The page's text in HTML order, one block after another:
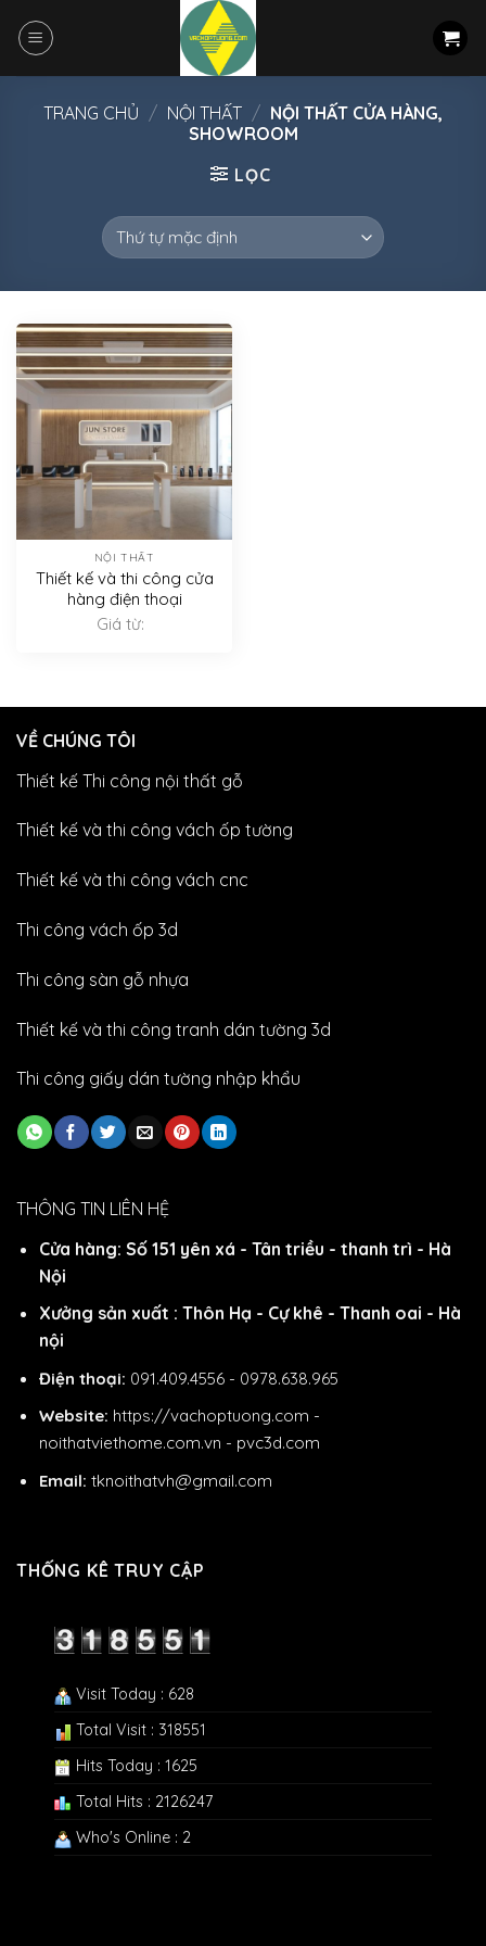
TRANG CHỦ / NỘI THẤT / NỘI THẤT CỬA HÀNG,
SHOWROOM
LỌC
NỘI THẤT
Thiết kế và thi công cửa
hàng điện thoại
Giá từ:
VỀ CHÚNG TÔI
Thiết kế Thi công nội thất gỗ
Thiết kế và thi công vách ốp tường
Thiết kế và thi công vách cnc
Thi công vách ốp 3d
Thi công sàn gỗ nhựa
Thiết kế và thi công tranh dán tường 3d
Thi công giấy dán tường nhập khẩu
THÔNG TIN LIÊN HỆ
Cửa hàng: Số 151 yên xá - Tân triều - thanh trì - Hà
Nội
Xưởng sản xuất : Thôn Hạ - Cự khê - Thanh oai - Hà
nội
Điện thoại: 091.409.4556 - 0978.638.965
Website: https://vachoptuong.com -
noithatviethome.com.vn - pvc3d.com
Email: tknoithatvh@gmail.com
THỐNG KÊ TRUY CẬP
Visit Today : 628
Total Visit : 318551
Hits Today : 1625
Total Hits : 2126247
Who's Online : 2